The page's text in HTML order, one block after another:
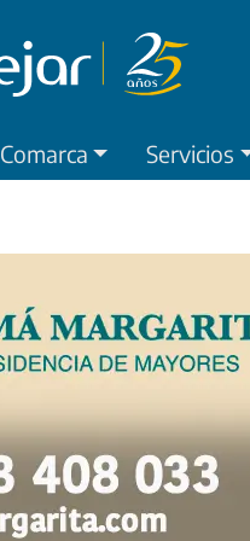
Comarca Servicios